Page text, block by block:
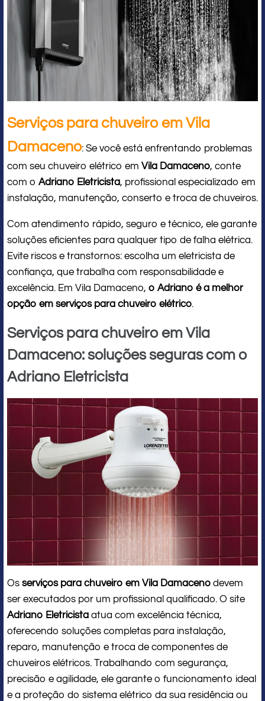
Serviços para chuveiro em Vila
Damaceno: Se você está enfrentando problemas
com seu chuveiro elétrico em Vila Damaceno, conte
com o Adriano Eletricista, profissional especializado em
instalação, manutenção, conserto e troca de chuveiros.
Com atendimento rápido, seguro e técnico, ele garante
soluções eficientes para qualquer tipo de falha elétrica.
Evite riscos e transtornos: escolha um eletricista de
confiança, que trabalha com responsabilidade e
excelência. Em Vila Damaceno, o Adriano é a melhor
opção em serviços para chuveiro elétrico.
Serviços para chuveiro em Vila
Damaceno: soluções seguras com o
Adriano Eletricista
Os serviços para chuveiro em Vila Damaceno devem
ser executados por um profissional qualificado. O site
Adriano Eletricista atua com excelência técnica,
oferecendo soluções completas para instalação,
reparo, manutenção e troca de componentes de
chuveiros elétricos. Trabalhando com segurança,
precisão e agilidade, ele garante o funcionamento ideal
e a proteção do sistema elétrico da sua residência ou